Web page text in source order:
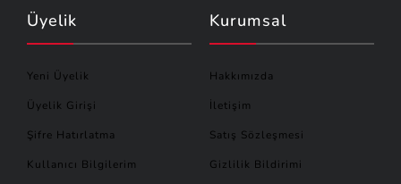
Üyelik
Yeni Üyelik
Üyelik Girişi
Şifre Hatırlatma
Kullanıcı Bilgilerim
Kurumsal
Hakkımızda
İletişim
Satış Sözleşmesi
Gizlilik Bildirimi